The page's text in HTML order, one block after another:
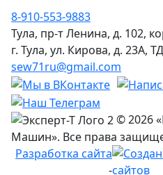
8-910-553-9883
Тула, пр-т Ленина, д. 102,
г. Тула, ул. Кирова, д. 23А,
sew71ru@gmail.com
© 2026
Машин». Все права
Разработка сайта
-